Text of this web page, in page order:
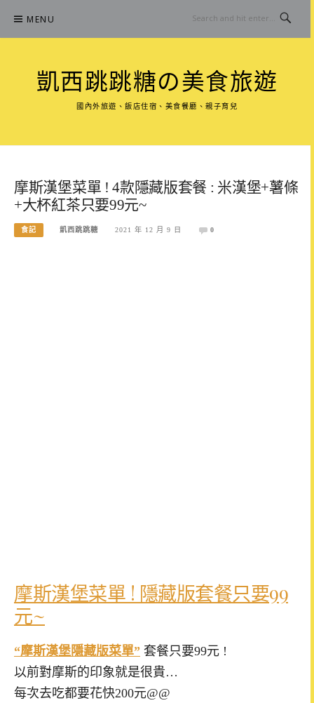
content
MENU
凱西跳跳糖の美食旅遊
國內外旅遊、飯店住宿、美食餐廳、親子育兒
摩斯漢堡菜單 ! 4款隱藏版套餐 : 米漢堡+薯條
+大杯紅茶只要99元~
食記 凱西跳跳糖 2021 年 12 月 9 日 0
摩斯漢堡菜單 ! 隱藏版套餐只要99
元~
“摩斯漢堡隱藏版菜單” 套餐只要99元 !
以前對摩斯的印象就是很貴…
每次去吃都要花快200元@@